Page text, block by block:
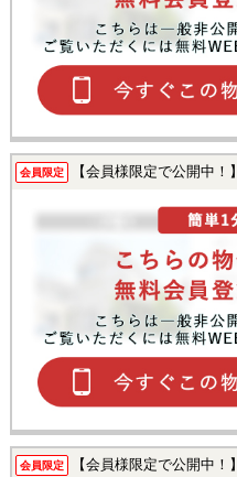
会員限定 【会員様限定で公開中！】
会員限定 【会員様限定で公開中！】